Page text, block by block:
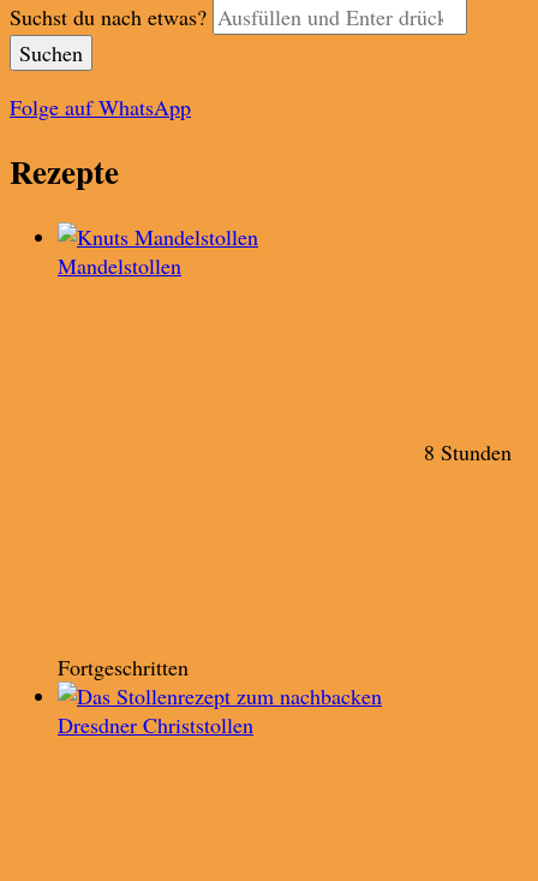
Suchst du nach etwas?
Folge auf WhatsApp
Rezepte
Mandelstollen
8 Stunden
Fortgeschritten
Dresdner Christstollen